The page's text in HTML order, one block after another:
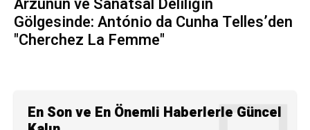
Gölgesinde: António da Cunha Telles’den
"Cherchez La Femme"
En Son ve En Önemli Haberlerle Güncel